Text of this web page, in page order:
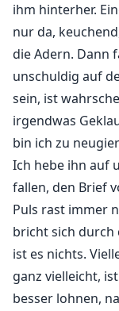
ihm hinterher.
nur da,
die Adern. Dann
unschuldig auf
sein, ist
irgendwas
bin ich zu
Ich hebe ihn auf
fallen, den Brief
Puls rast immer
bricht sich durch
ist es nichts.
ganz vielleicht,
besser lohnen,